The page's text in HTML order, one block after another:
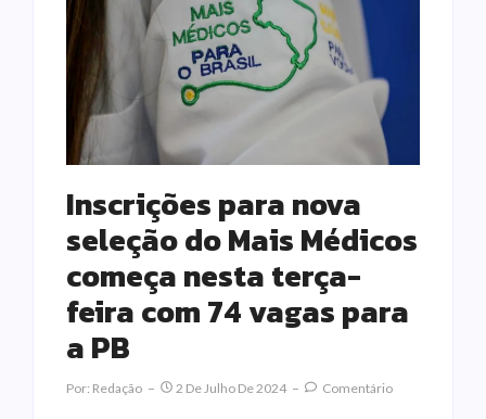
Inscrições para nova
seleção do Mais Médicos
começa nesta terça-
feira com 74 vagas para
a PB
Por: Redação 2 De Julho De 2024 Comentário